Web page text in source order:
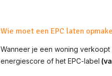
Wie moet een EPC laten
Wanneer je een woning verkoopt
energiescore of het EPC-label